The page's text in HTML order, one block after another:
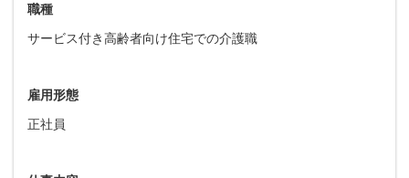
職種
サービス付き高齢者向け住宅での介護職
雇用形態
正社員